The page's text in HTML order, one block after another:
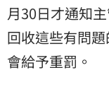
月30日才通知
回收這些有問
會給予重罰。